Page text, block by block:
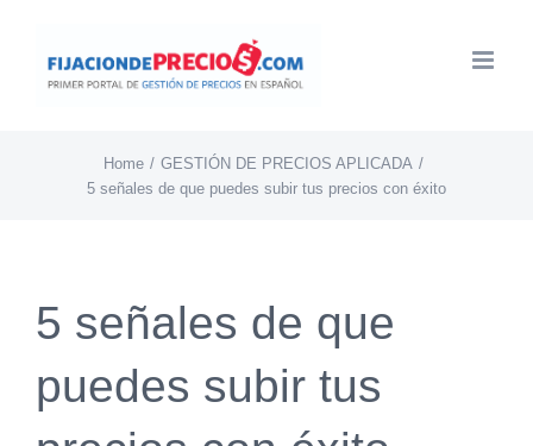
content
Home
GESTIÓN DE PRECIOS APLICADA
5 señales de que puedes subir tus precios con éxito
5 señales de que
puedes subir tus